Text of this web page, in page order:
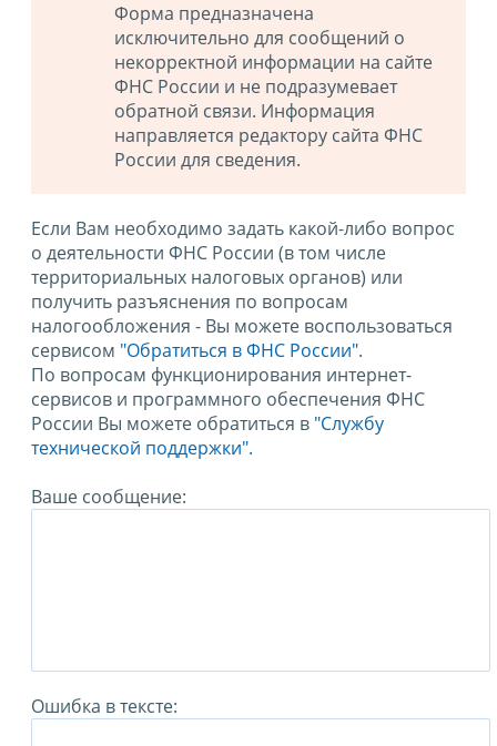
Форма предназначена
исключительно для сообщений о
некорректной информации на сайте
ФНС России и не подразумевает
обратной связи. Информация
направляется редактору сайта ФНС
России для сведения.
Если Вам необходимо задать какой-либо вопрос
о деятельности ФНС России (в том числе
территориальных налоговых органов) или
получить разъяснения по вопросам
налогообложения - Вы можете воспользоваться
сервисом "Обратиться в ФНС России".
По вопросам функционирования интернет-
сервисов и программного обеспечения ФНС
России Вы можете обратиться в "Службу
технической поддержки".
Ваше сообщение:
Ошибка в тексте: